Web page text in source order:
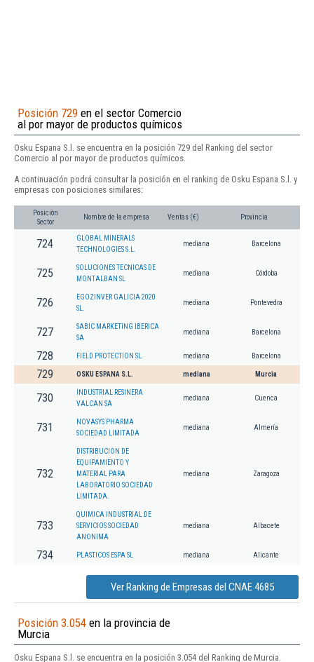
Posición 729 en el sector Comercio
al por mayor de productos químicos
Osku Espana S.l. se encuentra en la posición 729 del Ranking del sector
Comercio al por mayor de productos químicos.
A continuación podrá consultar la posición en el ranking de Osku Espana S.l. y
empresas con posiciones similares:
Posición
Sector
Nombre de la empresa Ventas (€) Provincia
724
GLOBAL MINERALS
TECHNOLOGIES S.L.
mediana Barcelona
725
SOLUCIONES TECNICAS DE
MONTALBAN SL
mediana Córdoba
726
EGOZINVER GALICIA 2020
SL.
mediana Pontevedra
727
SABIC MARKETING IBERICA
SA
mediana Barcelona
728 FIELD PROTECTION SL. mediana Barcelona
729 OSKU ESPANA S.L. mediana Murcia
730
INDUSTRIAL RESINERA
VALCAN SA
mediana Cuenca
731
NOVASYS PHARMA
SOCIEDAD LIMITADA
mediana Almería
732
DISTRIBUCION DE
EQUIPAMIENTO Y
MATERIAL PARA
LABORATORIO SOCIEDAD
LIMITADA.
mediana Zaragoza
733
QUIMICA INDUSTRIAL DE
SERVICIOS SOCIEDAD
ANONIMA
mediana Albacete
734 PLASTICOS ESPA SL mediana Alicante
Ver Ranking de Empresas del CNAE 4685
Posición 3.054 en la provincia de
Murcia
Osku Espana S.l. se encuentra en la posición 3.054 del Ranking de Murcia.